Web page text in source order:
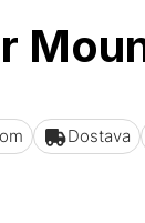
Dostava